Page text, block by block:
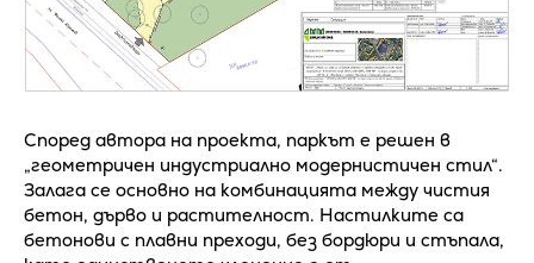
Според автора на проекта, паркът е решен в
„геометричен индустриално модернистичен стил“.
Залага се основно на комбинацията между чистия
бетон, дърво и растителност. Настилките са
бетонови с плавни преходи, без бордюри и стъпала,